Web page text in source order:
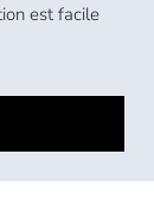
est facile